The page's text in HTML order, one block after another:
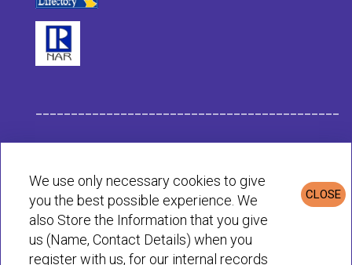
Política de Privacidad & Cookies
CLOSE
We use only necessary cookies to give
you the best possible experience. We
also Store the Information that you give
us (Name, Contact Details) when you
register with us, for our internal records